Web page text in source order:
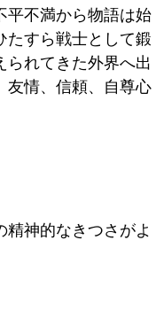
平不満から物語は始
たすら戦士として鍛
られてきた外界へ出
友情、信頼、自尊心
神的なきつさがよ